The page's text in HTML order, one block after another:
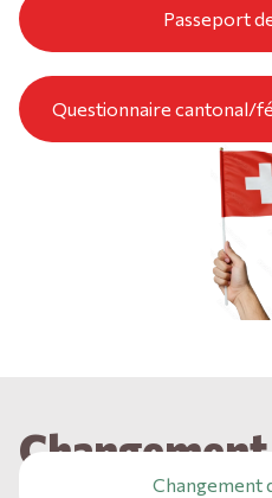
Passeport
Questionnaire cantonal/
Changement